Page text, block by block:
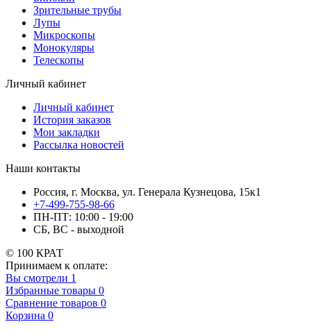
Зрительные трубы
Лупы
Микроскопы
Монокуляры
Телескопы
Личный кабинет
Личный кабинет
История заказов
Мои закладки
Рассылка новостей
Наши контакты
Россия, г. Москва, ул. Генерала Кузнецова, 15к1
+7-499-755-98-66
ПН-ПТ: 10:00 - 19:00
СБ, ВС - выходной
© 100 КРАТ
Принимаем к оплате:
Вы смотрели 1
Избранные товары 0
Сравнение товаров 0
Корзина 0